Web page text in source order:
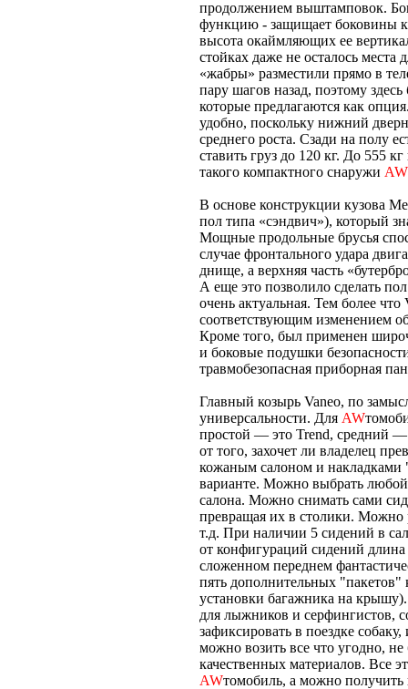
продолжением выштамповок.
функцию - защищает боковины
высота окаймляющих ее
стойках даже не осталось
«жабры» разместили прямо в
пару шагов назад, поэтому
которые предлагаются как
удобно, поскольку нижний
среднего роста. Сзади на полу
ставить груз до 120 кг. До 555
такого компактного снаружи AW
В основе конструкции кузова
пол типа «сэндвич»), который
Мощные продольные брусья
случае фронтального удара
днище, а верхняя часть
А еще это позволило сделать
очень актуальная. Тем более
соответствующим изменением
Кроме того, был применен
и боковые подушки
травмобезопасная приборная
Главный козырь Vaneo, по
универсальности. Для AW
простой — это Trend, средний
от того, захочет ли владелец
кожаным салоном и накладками
варианте. Можно выбрать
салона. Можно снимать сами
превращая их в столики. Можно
т.д. При наличии 5 сидений в
от конфигураций сидений длина
сложенном переднем
пять дополнительных
установки багажника на
для лыжников и серфингистов,
зафиксировать в поездке
можно возить все что угодно,
качественных материалов. Все
AWтомобиль, а можно